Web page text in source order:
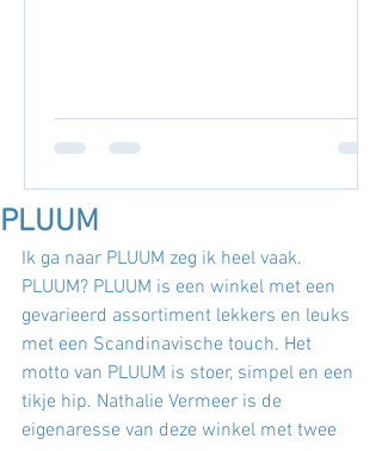
PLUUM
Ik ga naar PLUUM zeg ik heel vaak.
PLUUM? PLUUM is een winkel met een
gevarieerd assortiment lekkers en leuks
met een Scandinavische touch. Het
motto van PLUUM is stoer, simpel en een
tikje hip. Nathalie Vermeer is de
eigenaresse van deze winkel met twee